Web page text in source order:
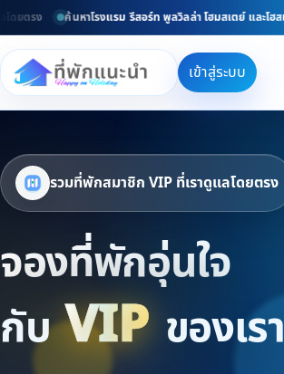
รง ค้นหาโรงแรม รีสอร์ท พูลวิลล่า โฮมสเตย์ และโฮสเทล
เข้าสู่ระบบ
รวมที่พักสมาชิก VIP ที่เราดูแลโดยตรง
จองที่พักอุ่นใจ
กับVIP ของเรา